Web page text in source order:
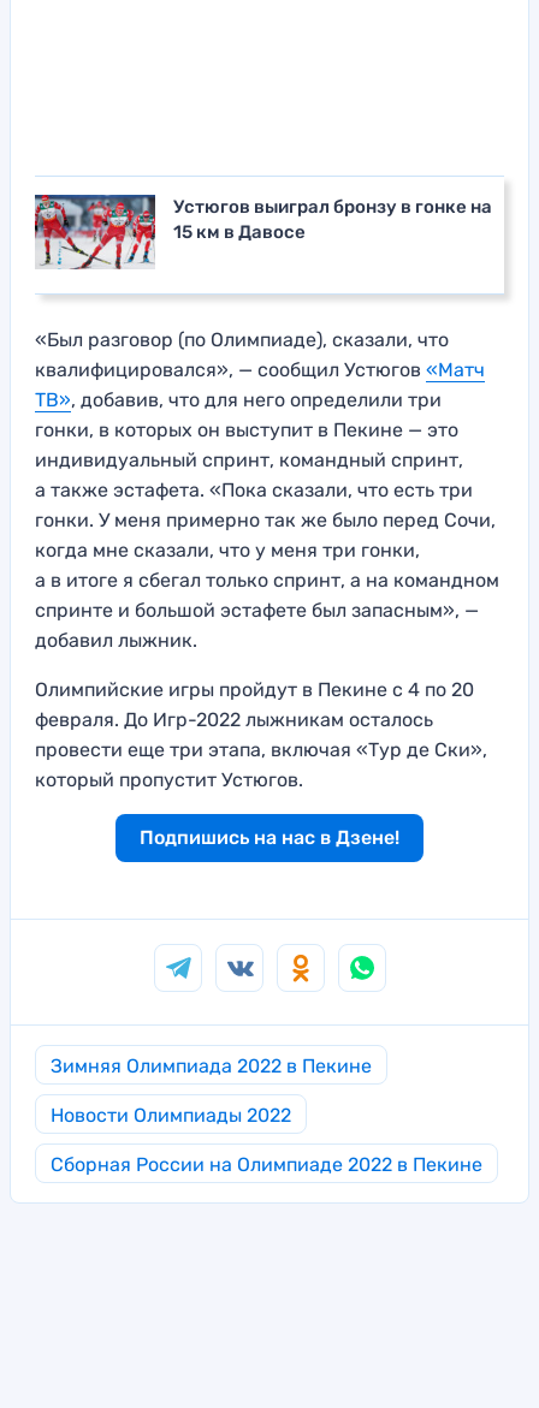
Устюгов выиграл бронзу в гонке на
15 км в Давосе
«Был разговор (по Олимпиаде), сказали, что
квалифицировался», — сообщил Устюгов «Матч
ТВ», добавив, что для него определили три
гонки, в которых он выступит в Пекине — это
индивидуальный спринт, командный спринт,
а также эстафета. «Пока сказали, что есть три
гонки. У меня примерно так же было перед Сочи,
когда мне сказали, что у меня три гонки,
а в итоге я сбегал только спринт, а на командном
спринте и большой эстафете был запасным», —
добавил лыжник.
Олимпийские игры пройдут в Пекине с 4 по 20
февраля. До Игр-2022 лыжникам осталось
провести еще три этапа, включая «Тур де Ски»,
который пропустит Устюгов.
Подпишись на нас в Дзене!
Зимняя Олимпиада 2022 в Пекине
Новости Олимпиады 2022
Сборная России на Олимпиаде 2022 в Пекине